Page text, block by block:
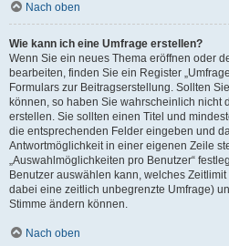
Nach oben
Wie kann ich eine Umfrage erstellen?
Wenn Sie ein neues Thema eröffnen oder
bearbeiten, finden Sie ein Register
Formulars zur Beitragserstellung. Sollten
können, so haben Sie wahrscheinlich nicht
erstellen. Sie sollten einen Titel und
die entsprechenden Felder eingeben und
Antwortmöglichkeit in einer eigenen Zeile
„Auswahlmöglichkeiten pro Benutzer“
Benutzer auswählen kann, welches
dabei eine zeitlich unbegrenzte Umfrage)
Stimme ändern können.
Nach oben